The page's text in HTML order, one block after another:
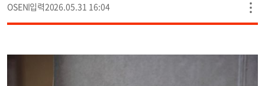
OSEN 2026.05.31 16:04